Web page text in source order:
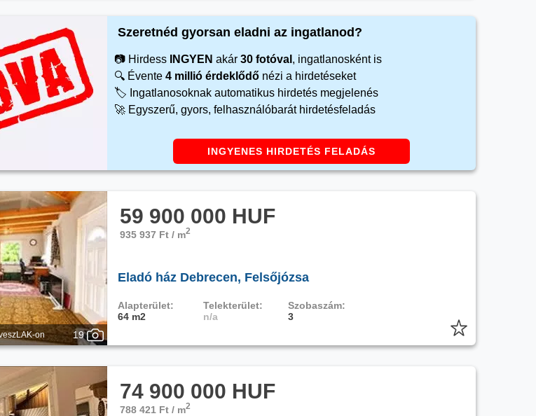
Szeretnéd gyorsan eladni az ingatlanod?
📷 Hirdess INGYEN akár 30 fotóval , ingatlanosként is
🔍 Évente 4 millió érdeklődő nézi a hirdetéseket
🏷️ Ingatlanosoknak automatikus hirdetés megjelenés
🚀 Egyszerű, gyors, felhasználóbarát hirdetésfeladás
INGYENES HIRDETÉS FELADÁS
on 19
59 900 000 HUF
935 937 Ft / m2
Eladó ház Debrecen, Felsőjózsa
Alapterület:
64 m2
Telekterület:
n/a
Szobaszám:
3
74 900 000 HUF
788 421 Ft / m2